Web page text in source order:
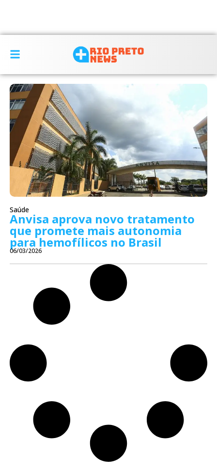
Saúde
Anvisa aprova novo tratamento
que promete mais autonomia
para hemofílicos no Brasil
06/03/2026